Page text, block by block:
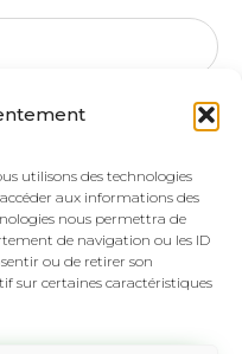
utilisons des technologies
aux informations des
nous permettra de
de navigation ou les ID
ou de retirer son
sur certaines caractéristiques